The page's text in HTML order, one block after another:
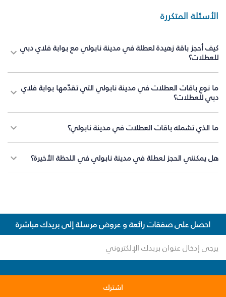
الأسئلة المتكررة
كيف أحجز باقة زهيدة لعطلة في مدينة نابولي مع بوابة فلاي دبي
للعطلات؟
ما نوع باقات العطلات في مدينة نابولي التي تقدّمها بوابة فلاي
دبي للعطلات؟
ما الذي تشمله باقات العطلات في مدينة نابولي؟
هل يمكنني الحجز لعطلة في مدينة نابولي في اللحظة الأخيرة؟
احصل على صفقات رائعة و عروض مرسلة إلى بريدك مباشرة
اشترك